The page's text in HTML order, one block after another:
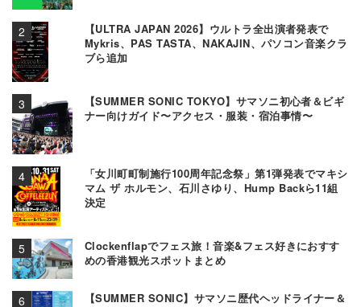
【ULTRA JAPAN 2026】ウルトラ全出演者発表で
Mykris、PAS TASTA、NAKAJIN、パソコン音楽クラ
ブら追加
【SUMMER SONIC TOKYO】サマソニ初心者＆ビギ
ナー向けガイド〜アクセス・服装・宿泊事情〜
「女川町町制施行100周年記念祭」第1弾発表でマキシ
マム ザ ホルモン、石川さゆり、Hump Backら11組
決定
Clockenflapでフェス旅！音楽&フェス好きにおすす
めの香港観光スポットまとめ
【SUMMER SONIC】サマソニ歴代ヘッドライナー＆